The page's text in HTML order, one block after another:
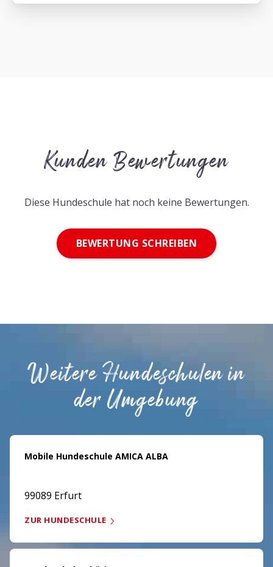
Kunden Bewertungen
Diese Hundeschule hat noch keine Bewertungen.
BEWERTUNG SCHREIBEN
Weitere Hundeschulen in
der Umgebung
Mobile Hundeschule AMICA ALBA
99089 Erfurt
ZUR HUNDESCHULE